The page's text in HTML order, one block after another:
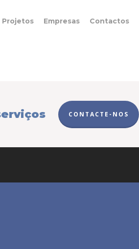
Projetos Empresas Contactos
CONTACTE-NOS